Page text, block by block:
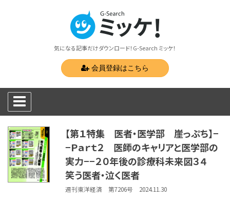
気になる記事だけダウンロード！G-Search ミッケ！
会員登録はこちら
【第１特集 医者・医学部 崖っぷち】−
−Ｐａｒｔ２ 医師のキャリアと医学部の
実力−−２０年後の診療科未来図３４
笑う医者・泣く医者
週刊東洋経済 第7206号 2024.11.30